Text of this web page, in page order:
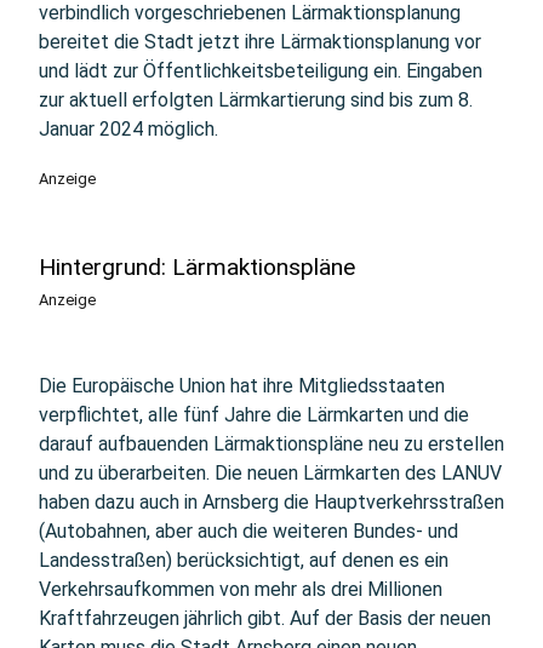
verbindlich vorgeschriebenen Lärmaktionsplanung
bereitet die Stadt jetzt ihre Lärmaktionsplanung vor
und lädt zur Öffentlichkeitsbeteiligung ein. Eingaben
zur aktuell erfolgten Lärmkartierung sind bis zum 8.
Januar 2024 möglich.
Anzeige
Hintergrund: Lärmaktionspläne
Anzeige
Die Europäische Union hat ihre Mitgliedsstaaten
verpflichtet, alle fünf Jahre die Lärmkarten und die
darauf aufbauenden Lärmaktionspläne neu zu erstellen
und zu überarbeiten. Die neuen Lärmkarten des LANUV
haben dazu auch in Arnsberg die Hauptverkehrsstraßen
(Autobahnen, aber auch die weiteren Bundes- und
Landesstraßen) berücksichtigt, auf denen es ein
Verkehrsaufkommen von mehr als drei Millionen
Kraftfahrzeugen jährlich gibt. Auf der Basis der neuen